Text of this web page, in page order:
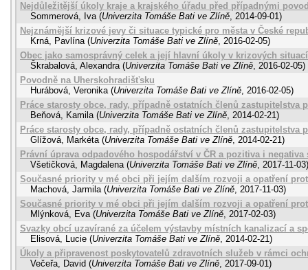
Nejdůležitější úkoly kraje a krajského úřadu před případnými
Sommerová, Iva (Univerzita Tomáše Bati ve Zlíně, 2014-09-01)
Nejznámější krizové jevy či situace typické pro města v České
Krná, Pavlína (Univerzita Tomáše Bati ve Zlíně, 2016-02-05)
Obec jako samosprávný celek a její hlavní úkoly v krizových
Škrabalová, Alexandra (Univerzita Tomáše Bati ve Zlíně, 2016-02-05)
Povodně na Uherskohradišťsku
Hurábová, Veronika (Univerzita Tomáše Bati ve Zlíně, 2016-02-05)
Práce starosty obce, rady, případně ostatních členů
Beňová, Kamila (Univerzita Tomáše Bati ve Zlíně, 2014-02-21)
Práce starosty obce, rady, případně ostatních členů
Glížová, Markéta (Univerzita Tomáše Bati ve Zlíně, 2014-02-21)
Právní úprava odpadového hospodářství v ČR a pozitiva i
Všetičková, Magdalena (Univerzita Tomáše Bati ve Zlíně, 2017-11-03)
Současné priority v mé obci při jejím dalším rozvoji a opatření
Machová, Jarmila (Univerzita Tomáše Bati ve Zlíně, 2017-11-03)
Současné priority v mé obci při jejím dalším rozvoji a opatření
Mlýnková, Eva (Univerzita Tomáše Bati ve Zlíně, 2017-02-03)
Svazky obcí uzavírané za účelem výstavby místních kanalizací a
Elisová, Lucie (Univerzita Tomáše Bati ve Zlíně, 2014-02-21)
Úkoly a připravenost poskytovatelů zdravotních služeb v rámci
Večeřa, David (Univerzita Tomáše Bati ve Zlíně, 2017-09-01)